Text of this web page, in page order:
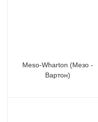
Meso-Wharton (Мезо -
Вартон)